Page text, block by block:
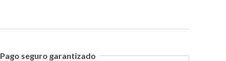
Pago seguro garantizado